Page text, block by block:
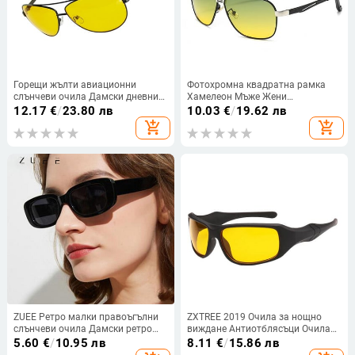
Горещи жълти авиационни
слънчеви очила Дамски дневни
очила за нощно виждане Марка
за шофиране на кола Мъжки
очила Слънчеви очила Нощни
12.17 €/23.80 лв
add_shopping_cart
Фотохромна квадратна рамка
Хамелеон Мъже Жени
Поляризирани слънчеви очила
Спорт на открито Ден Нощ
Шофиране Polaroid Слънчеви
10.03 €/19.62 лв
add_shopping_cart
ZUEE Ретро малки правоъгълни
слънчеви очила Дамски ретро
Маркови дизайнерски квадратни
Сенници за слънчеви очила
5.60 €/10.95 лв
ZXTREE 2019 Очила за нощно
виждане Антиотблясъци Очила
за предпазни слънчеви очила
Мъжки шофьор Жълти лещи
8.11 €/15.86 лв